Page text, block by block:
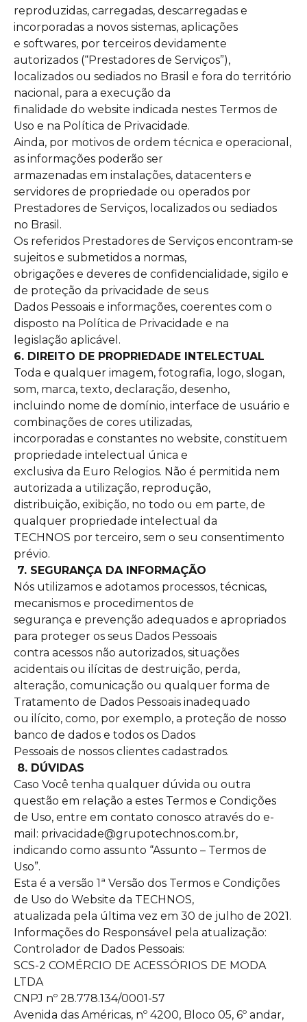
reproduzidas, carregadas, descarregadas e
incorporadas a novos sistemas, aplicações
e softwares, por terceiros devidamente
autorizados (“Prestadores de Serviços”),
localizados ou sediados no Brasil e fora do território
nacional, para a execução da
finalidade do website indicada nestes Termos de
Uso e na Política de Privacidade.
Ainda, por motivos de ordem técnica e operacional,
as informações poderão ser
armazenadas em instalações, datacenters e
servidores de propriedade ou operados por
Prestadores de Serviços, localizados ou sediados
no Brasil.
Os referidos Prestadores de Serviços encontram-se
sujeitos e submetidos a normas,
obrigações e deveres de confidencialidade, sigilo e
de proteção da privacidade de seus
Dados Pessoais e informações, coerentes com o
disposto na Política de Privacidade e na
legislação aplicável.
6. DIREITO DE PROPRIEDADE INTELECTUAL
Toda e qualquer imagem, fotografia, logo, slogan,
som, marca, texto, declaração, desenho,
incluindo nome de domínio, interface de usuário e
combinações de cores utilizadas,
incorporadas e constantes no website, constituem
propriedade intelectual única e
exclusiva da Euro Relogios. Não é permitida nem
autorizada a utilização, reprodução,
distribuição, exibição, no todo ou em parte, de
qualquer propriedade intelectual da
TECHNOS por terceiro, sem o seu consentimento
prévio.
7. SEGURANÇA DA INFORMAÇÃO
Nós utilizamos e adotamos processos, técnicas,
mecanismos e procedimentos de
segurança e prevenção adequados e apropriados
para proteger os seus Dados Pessoais
contra acessos não autorizados, situações
acidentais ou ilícitas de destruição, perda,
alteração, comunicação ou qualquer forma de
Tratamento de Dados Pessoais inadequado
ou ilícito, como, por exemplo, a proteção de nosso
banco de dados e todos os Dados
Pessoais de nossos clientes cadastrados.
8. DÚVIDAS
Caso Você tenha qualquer dúvida ou outra
questão em relação a estes Termos e Condições
de Uso, entre em contato conosco através do e-
mail: privacidade@grupotechnos.com.br,
indicando como assunto “Assunto – Termos de
Uso”.
Esta é a versão 1ª Versão dos Termos e Condições
de Uso do Website da TECHNOS,
atualizada pela última vez em 30 de julho de 2021.
Informações do Responsável pela atualização:
Controlador de Dados Pessoais:
SCS-2 COMÉRCIO DE ACESSÓRIOS DE MODA
LTDA
CNPJ nº 28.778.134/0001-57
Avenida das Américas, nº 4200, Bloco 05, 6º andar,